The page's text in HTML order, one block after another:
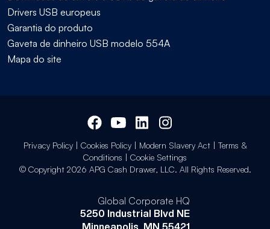
Drivers USB europeus
Garantia do produto
Gaveta de dinheiro USB modelo 554A
Mapa do site
Privacy Policy| Cookies Policy| Modern Slavery Act| Terms &
Conditions | Cookie Settings
© Copyright 2026 APG Cash Drawer, LLC. All Rights Reserved.
Global Corporate HQ
5250 Industrial Blvd NE